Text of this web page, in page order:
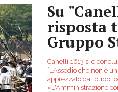
Su
risposta
Gruppo
Canelli 1613 si è
“L’Assedio che non è
apprezzato dal
«L'Amministrazione